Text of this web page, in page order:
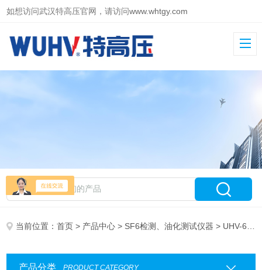
如想访问武汉特高压官网，请访问www.whtgy.com
当前位置：首页 > 产品中心 > SF6检测、油化测试仪器 > UHV-605 SF6纯度分析仪
产品分类 PRODUCT CATEGORY